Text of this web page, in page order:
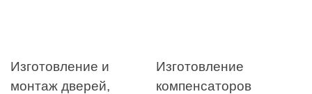
Изготовление и
монтаж дверей,
Изготовление
компенсаторов